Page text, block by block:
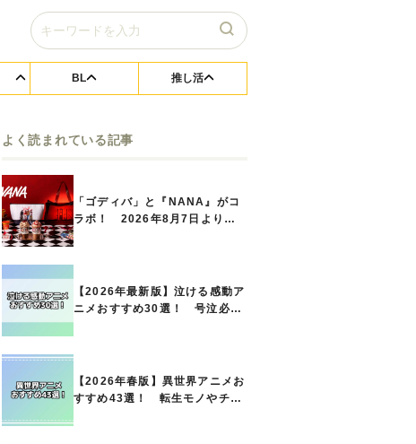
BL 推し活
よく読まれている記事
「ゴディバ」と『NANA』がコ
ラボ！ 2026年8月7日よりシ
【2026年最新版】泣ける感動ア
ニメおすすめ30選！ 号泣必須
【2026年春版】異世界アニメお
すすめ43選！ 転生モノやチー